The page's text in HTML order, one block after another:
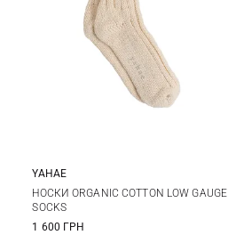
M L
YAHAE
НОСКИ ORGANIC COTTON LOW GAUGE
SOCKS
1 600 ГРН